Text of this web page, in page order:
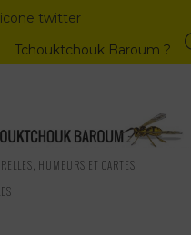
icone twitter
Tchouktchouk Baroum ?
HUMEURS ET CARTES